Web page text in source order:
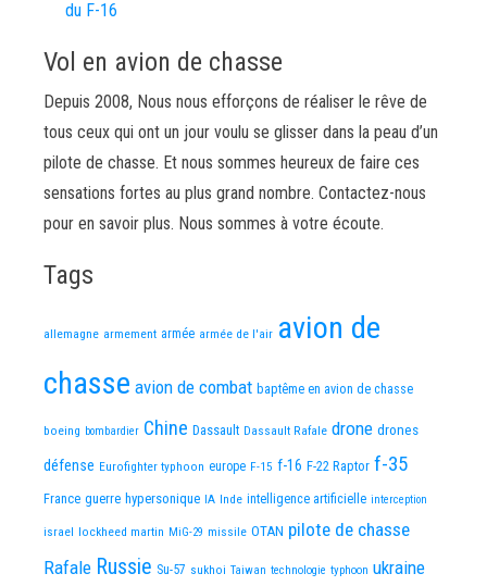
du F-16
Vol en avion de chasse
Depuis 2008, Nous nous efforçons de réaliser le rêve de
tous ceux qui ont un jour voulu se glisser dans la peau d’un
pilote de chasse. Et nous sommes heureux de faire ces
sensations fortes au plus grand nombre. Contactez-nous
pour en savoir plus. Nous sommes à votre écoute.
Tags
allemagne armement armée armée de l'air avion de
chasse avion de combat baptême en avion de chasse
boeing bombardier Chine Dassault Dassault Rafale drone drones
défense Eurofighter typhoon europe F-15 f-16 F-22 Raptor f-35
France guerre hypersonique IA Inde intelligence artificielle interception
israel lockheed martin MiG-29 missile OTAN pilote de chasse
Rafale Russie Su-57 sukhoi Taiwan technologie typhoon ukraine